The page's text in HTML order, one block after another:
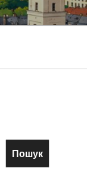
Пошук